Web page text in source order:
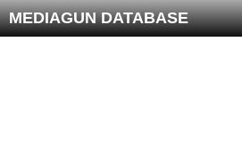
MEDIAGUN DATABASE